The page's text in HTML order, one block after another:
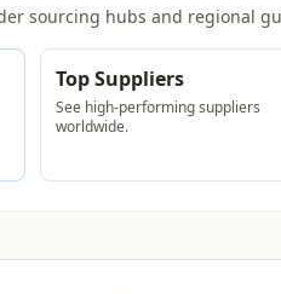
sourcing hubs and regional
Top Suppliers
See high-performing suppliers
worldwide.